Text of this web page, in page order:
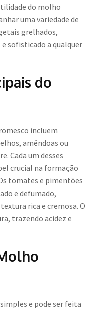
do molho
uma variedade de
grelhados,
sofisticado a qualquer
do
incluem
amêndoas ou
Cada um desses
crucial na formação
tomates e pimentões
e defumado,
rica e cremosa. O
trazendo acidez e
e pode ser feita